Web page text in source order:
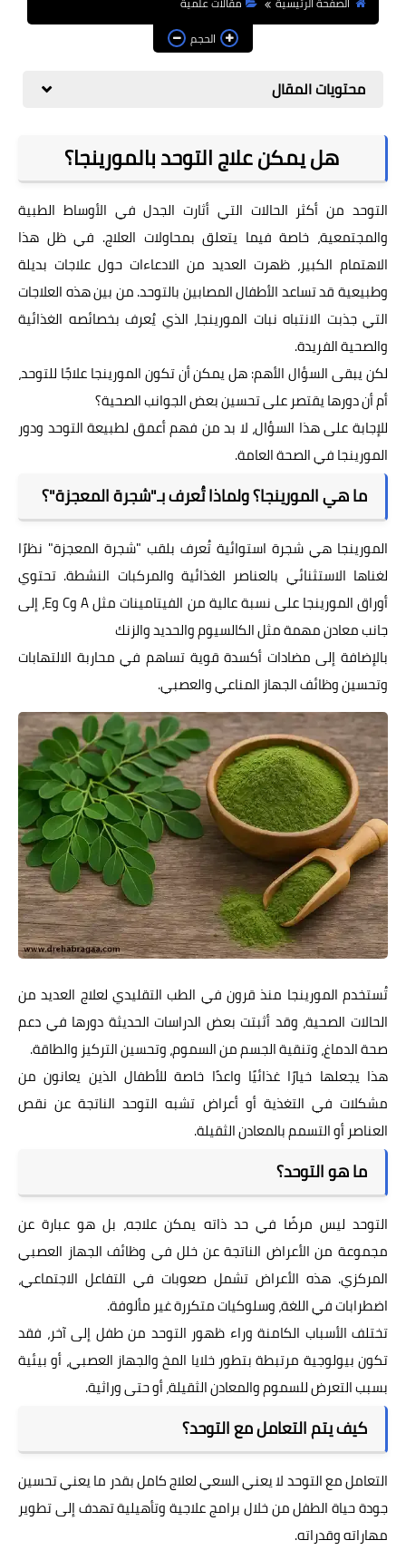
تغريدات الحجم
محتويات المقال
هل يمكن علاج التوحد بالمورينجا؟
التوحد من أكثر الحالات التي أثارت الجدل في الأوساط الطبية
والمجتمعية، خاصة فيما يتعلق بمحاولات العلاج. في ظل هذا
الاهتمام الكبير، ظهرت العديد من الادعاءات حول علاجات بديلة
وطبيعية قد تساعد الأطفال المصابين بالتوحد. من بين هذه العلاجات
التي جذبت الانتباه نبات المورينجا، الذي يُعرف بخصائصه الغذائية
والصحية الفريدة.
لكن يبقى السؤال الأهم: هل يمكن أن تكون المورينجا علاجًا للتوحد،
أم أن دورها يقتصر على تحسين بعض الجوانب الصحية؟
للإجابة على هذا السؤال، لا بد من فهم أعمق لطبيعة التوحد ودور
المورينجا في الصحة العامة.
ما هي المورينجا؟ ولماذا تُعرف بـ"شجرة المعجزة"؟
المورينجا هي شجرة استوائية تُعرف بلقب "شجرة المعجزة" نظرًا
لغناها الاستثنائي بالعناصر الغذائية والمركبات النشطة. تحتوي
أوراق المورينجا على نسبة عالية من الفيتامينات مثل A وC وE، إلى
جانب معادن مهمة مثل الكالسيوم والحديد والزنك
بالإضافة إلى مضادات أكسدة قوية تساهم في محاربة الالتهابات
وتحسين وظائف الجهاز المناعي والعصبي.
تُستخدم المورينجا منذ قرون في الطب التقليدي لعلاج العديد من
الحالات الصحية، وقد أثبتت بعض الدراسات الحديثة دورها في دعم
صحة الدماغ، وتنقية الجسم من السموم، وتحسين التركيز والطاقة.
هذا يجعلها خيارًا غذائيًا واعدًا خاصة للأطفال الذين يعانون من
مشكلات في التغذية أو أعراض تشبه التوحد الناتجة عن نقص
العناصر أو التسمم بالمعادن الثقيلة.
ما هو التوحد؟
التوحد ليس مرضًا في حد ذاته يمكن علاجه، بل هو عبارة عن
مجموعة من الأعراض الناتجة عن خلل في وظائف الجهاز العصبي
المركزي. هذه الأعراض تشمل صعوبات في التفاعل الاجتماعي،
اضطرابات في اللغة، وسلوكيات متكررة غير مألوفة.
تختلف الأسباب الكامنة وراء ظهور التوحد من طفل إلى آخر، فقد
تكون بيولوجية مرتبطة بتطور خلايا المخ والجهاز العصبي، أو بيئية
بسبب التعرض للسموم والمعادن الثقيلة، أو حتى وراثية.
كيف يتم التعامل مع التوحد؟
التعامل مع التوحد لا يعني السعي لعلاج كامل بقدر ما يعني تحسين
جودة حياة الطفل من خلال برامج علاجية وتأهيلية تهدف إلى تطوير
مهاراته وقدراته.